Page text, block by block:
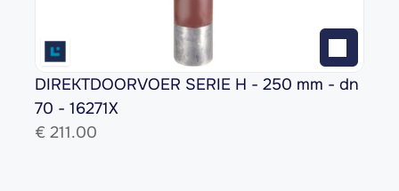
DIREKTDOORVOER SERIE H - 250 mm - dn
70 - 16271X
€ 211.00